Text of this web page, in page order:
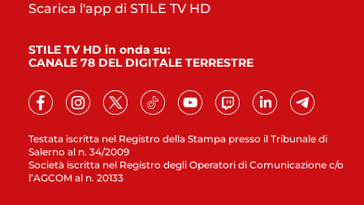
Testata iscritta nel Registro della Stampa presso il Tribunale di
Salerno al n. 34/2009
Società iscritta nel Registro degli Operatori di Comunicazione c/o
l’AGCOM al n. 20133
Scarica l'app di STILE TV HD
STILE TV HD in onda su:
CANALE 78 DEL DIGITALE TERRESTRE